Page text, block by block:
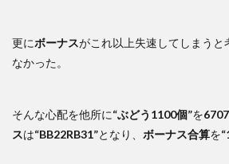
更にボーナスがこれ以上失速してしまうと
なかった。
そんな心配を他所に“ぶどう1100個”を
スは“BB22RB31”となり、 ボーナス合算を